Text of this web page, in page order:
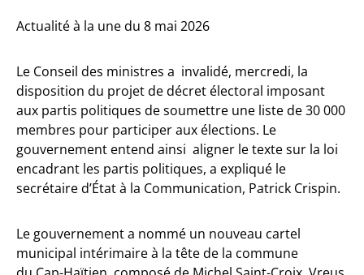
Actualité à la une du 8 mai 2026
Le Conseil des ministres a invalidé, mercredi, la
disposition du projet de décret électoral imposant
aux partis politiques de soumettre une liste de 30 000
membres pour participer aux élections. Le
gouvernement entend ainsi aligner le texte sur la loi
encadrant les partis politiques, a expliqué le
secrétaire d’État à la Communication, Patrick Crispin.
Le gouvernement a nommé un nouveau cartel
municipal intérimaire à la tête de la commune